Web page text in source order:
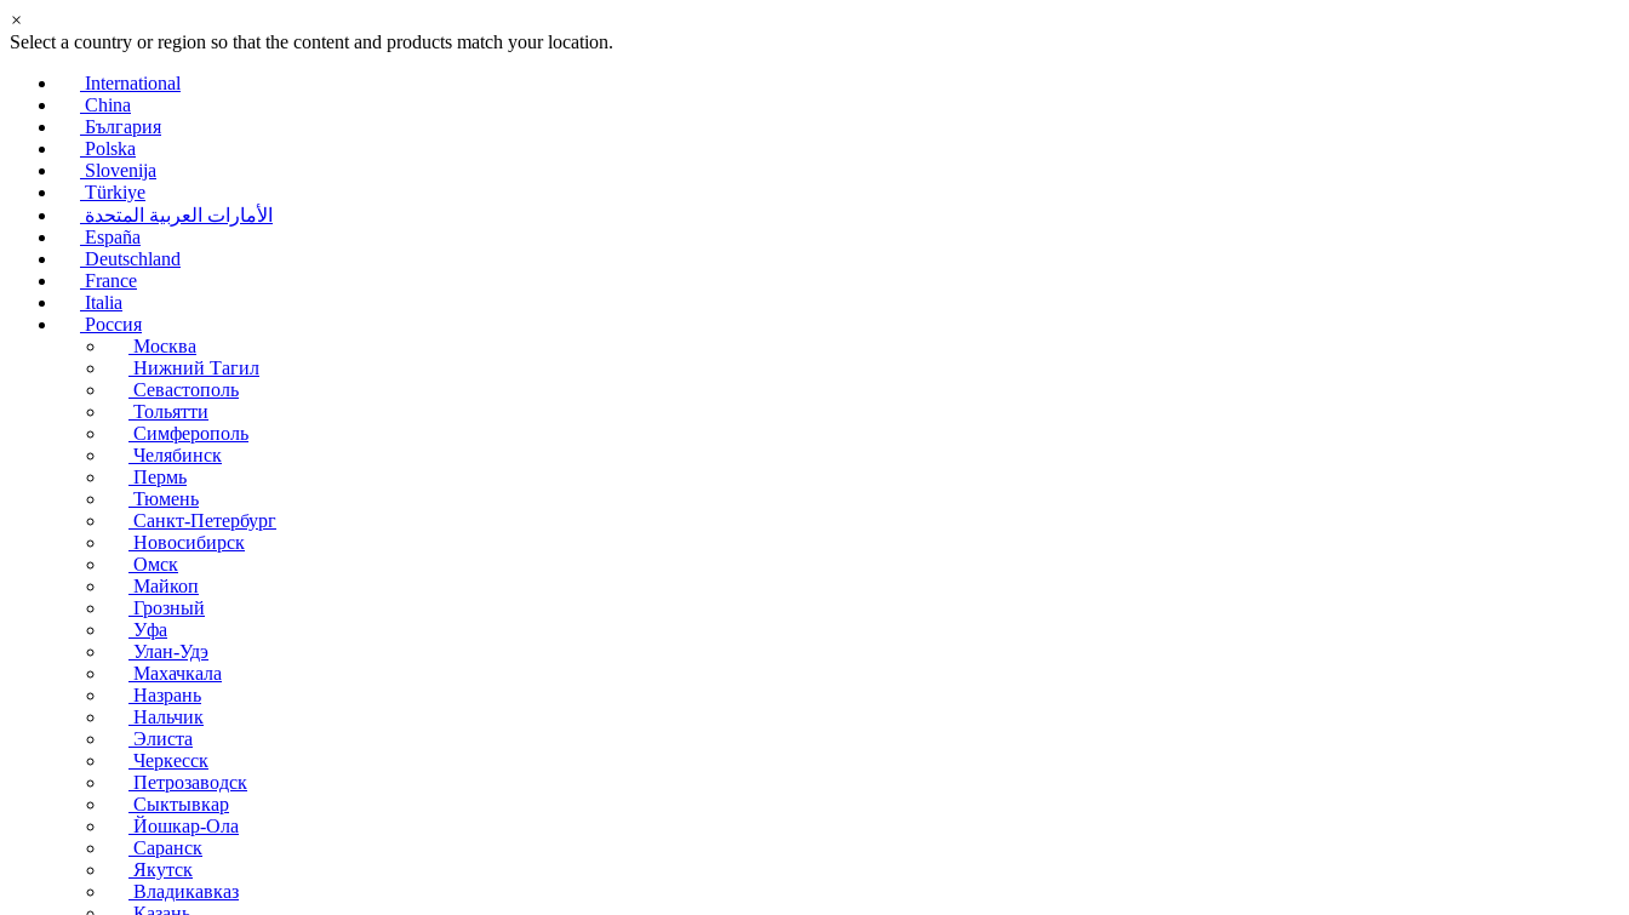
×
Select a country or region so that the content and products match your location.
International
China
България
Polska
Slovenija
Türkiye
الأمارات العربية المتحدة
España
Deutschland
France
Italia
Россия
Москва
Нижний Тагил
Севастополь
Тольятти
Симферополь
Челябинск
Пермь
Тюмень
Санкт-Петербург
Новосибирск
Омск
Майкоп
Грозный
Уфа
Улан-Удэ
Махачкала
Назрань
Нальчик
Элиста
Черкесск
Петрозаводск
Сыктывкар
Йошкар-Ола
Саранск
Якутск
Владикавказ